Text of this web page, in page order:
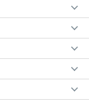
満のお子様のいるご家
）